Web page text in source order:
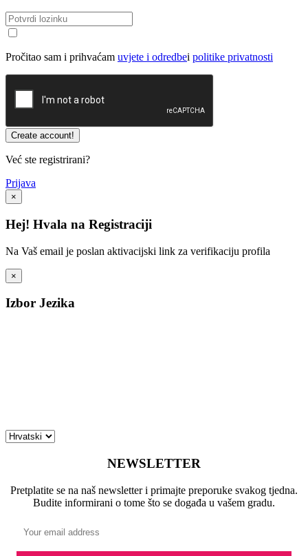
Pročitao sam i prihvaćam uvjete i odredbei politike privatnosti
Već ste registrirani?
Prijava
×
Hej! Hvala na Registraciji
Na Vaš email je poslan aktivacijski link za verifikaciju profila
×
Izbor Jezika
NEWSLETTER
Pretplatite se na naš newsletter i primajte preporuke svakog tjedna.
Budite informirani o tome što se događa u vašem gradu.